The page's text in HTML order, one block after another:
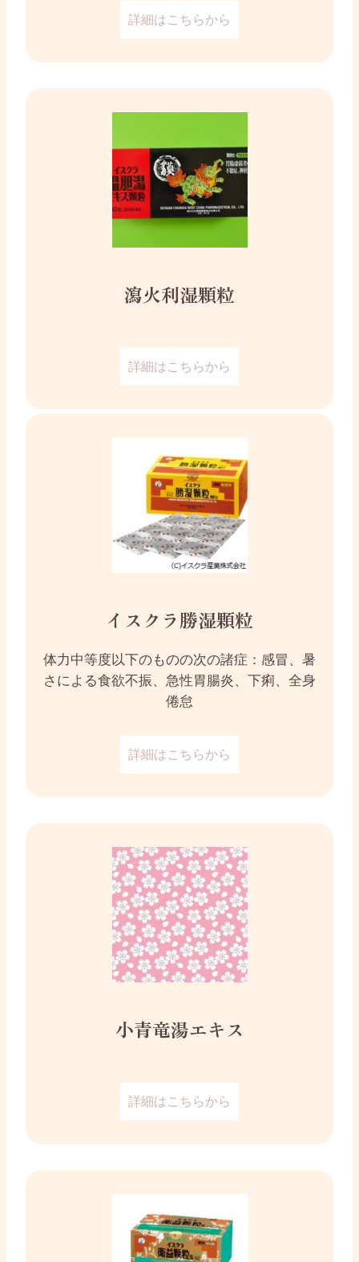
詳細はこちらから
瀉火利湿顆粒
詳細はこちらから
イスクラ勝湿顆粒
体力中等度以下のものの次の諸症：感冒、暑
さによる食欲不振、急性胃腸炎、下痢、全身
倦怠
詳細はこちらから
小青竜湯エキス
詳細はこちらから